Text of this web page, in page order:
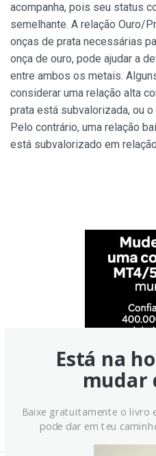
acompanha, pois seu status
semelhante. A relação Ouro/
onças de prata necessárias
onça de ouro, pode ajudar a
entre ambos os metais.
considerar uma relação alta
prata está subvalorizada, ou
Pelo contrário, uma relação
está subvalorizado em
Está na
mudar
Baixe gratuitamente o livro
pode dar em teu